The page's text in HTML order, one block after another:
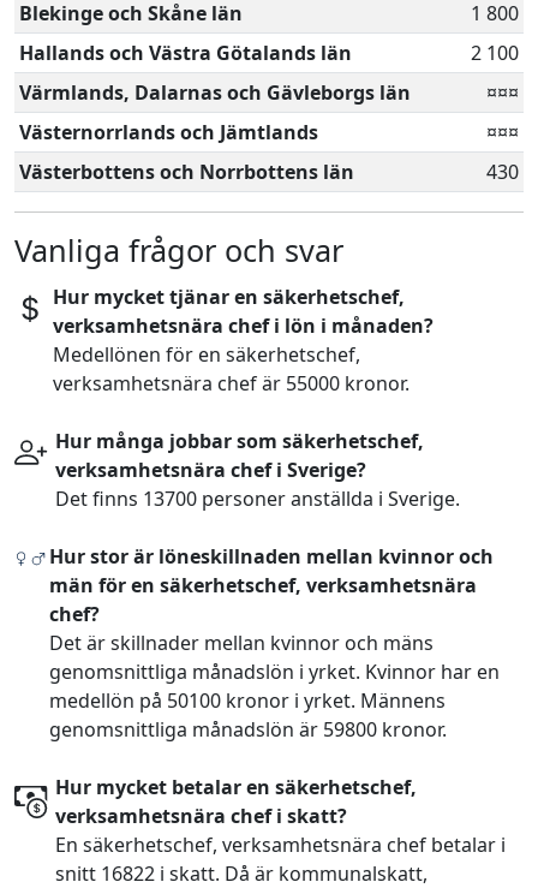
Blekinge och Skåne län
1 800
Hallands och Västra Götalands län
2 100
Värmlands, Dalarnas och Gävleborgs län
¤¤¤
Västernorrlands och Jämtlands
¤¤¤
Västerbottens och Norrbottens län
430
Vanliga frågor och svar
Hur mycket tjänar en säkerhetschef,
verksamhetsnära chef i lön i månaden?
Medellönen för en säkerhetschef,
verksamhetsnära chef är 55000 kronor.
Hur många jobbar som säkerhetschef,
verksamhetsnära chef i Sverige?
Det finns 13700 personer anställda i Sverige.
Hur stor är löneskillnaden mellan kvinnor och
män för en säkerhetschef, verksamhetsnära
chef?
Det är skillnader mellan kvinnor och mäns
genomsnittliga månadslön i yrket. Kvinnor har en
medellön på 50100 kronor i yrket. Männens
genomsnittliga månadslön är 59800 kronor.
Hur mycket betalar en säkerhetschef,
verksamhetsnära chef i skatt?
En säkerhetschef, verksamhetsnära chef betalar i
snitt 16822 i skatt. Då är kommunalskatt,